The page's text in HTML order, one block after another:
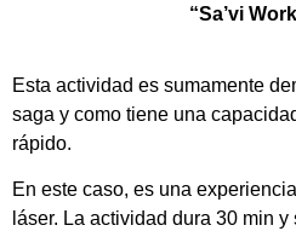
“Sa’vi
Esta actividad es sumamente
saga y como tiene una
rápido.
En este caso, es una
láser. La actividad dura 30 min